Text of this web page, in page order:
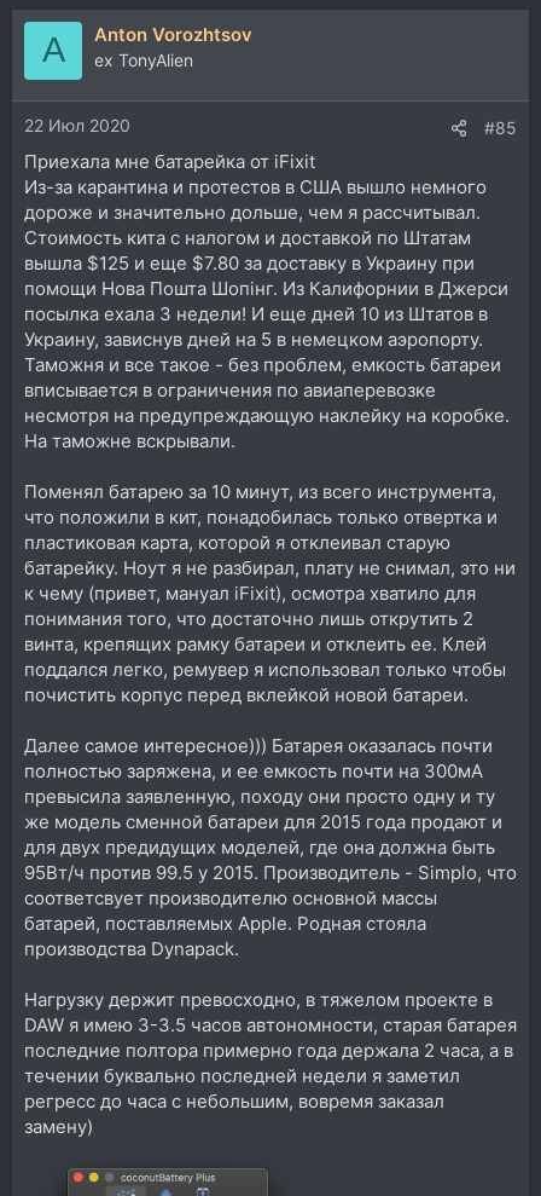
а
и
и
:
A Anton Vorozhtsov
ex TonyAlien
22 Июл 2020 #85
Приехала мне батарейка от iFixit
Из-за карантина и протестов в США вышло немного
дороже и значительно дольше, чем я рассчитывал.
Стоимость кита с налогом и доставкой по Штатам
вышла $125 и еще $7.80 за доставку в Украину при
помощи Нова Пошта Шопінг. Из Калифорнии в Джерси
посылка ехала 3 недели! И еще дней 10 из Штатов в
Украину, зависнув дней на 5 в немецком аэропорту.
Таможня и все такое - без проблем, емкость батареи
вписывается в ограничения по авиаперевозке
несмотря на предупреждающую наклейку на коробке.
На таможне вскрывали.
Поменял батарею за 10 минут, из всего инструмента,
что положили в кит, понадобилась только отвертка и
пластиковая карта, которой я отклеивал старую
батарейку. Ноут я не разбирал, плату не снимал, это ни
к чему (привет, мануал iFixit), осмотра хватило для
понимания того, что достаточно лишь открутить 2
винта, крепящих рамку батареи и отклеить ее. Клей
поддался легко, ремувер я использовал только чтобы
почистить корпус перед вклейкой новой батареи.
Далее самое интересное))) Батарея оказалась почти
полностью заряжена, и ее емкость почти на 300мА
превысила заявленную, походу они просто одну и ту
же модель сменной батареи для 2015 года продают и
для двух предидущих моделей, где она должна быть
95Вт/ч против 99.5 у 2015. Производитель - Simplo, что
соответсвует производителю основной массы
батарей, поставляемых Apple. Родная стояла
производства Dynapack.
Нагрузку держит превосходно, в тяжелом проекте в
DAW я имею 3-3.5 часов автономности, старая батарея
последние полтора примерно года держала 2 часа, а в
течении буквально последней недели я заметил
регресс до часа с небольшим, вовремя заказал
замену)